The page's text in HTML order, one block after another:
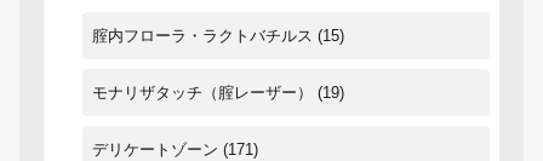
腟内フローラ・ラクトバチルス (15)
モナリザタッチ（腟レーザー） (19)
デリケートゾーン (171)